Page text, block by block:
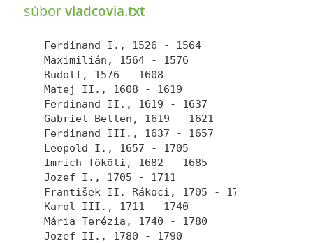
súborvladcovia.txt
Ferdinand I., 1526 - 1564
Maximilián, 1564 - 1576
Rudolf, 1576 - 1608
Matej II., 1608 - 1619
Ferdinand II., 1619 - 1637
Gabriel Betlen, 1619 - 1621
Ferdinand III., 1637 - 1657
Leopold I., 1657 - 1705
Imrich Tököli, 1682 - 1685
Jozef I., 1705 - 1711
František II. Rákoci, 1705 - 1711
Karol III., 1711 - 1740
Mária Terézia, 1740 - 1780
Jozef II., 1780 - 1790